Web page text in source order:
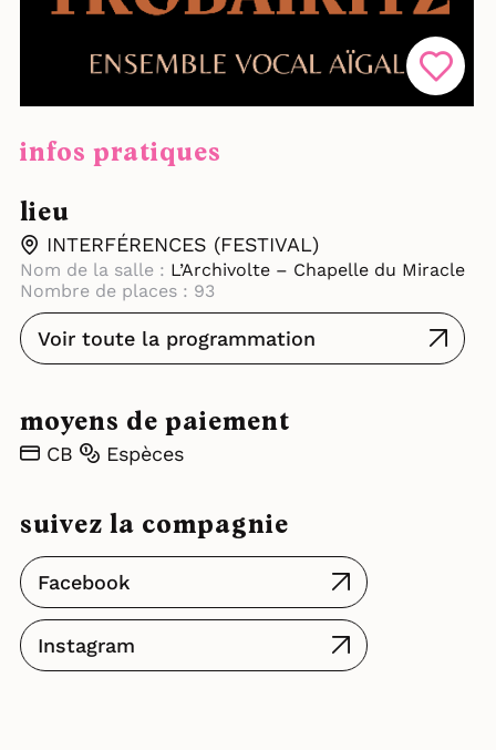
infos pratiques
lieu
INTERFÉRENCES (FESTIVAL)
Nom de la salle : L’Archivolte – Chapelle du Miracle
Nombre de places : 93
Voir toute la programmation
moyens de paiement
CB Espèces
suivez la compagnie
Facebook
Instagram